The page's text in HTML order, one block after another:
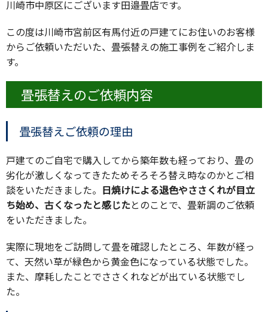
川崎市中原区にございます田邉畳店です。
この度は川崎市宮前区有馬付近の戸建てにお住いのお客様
からご依頼いただいた、畳張替えの施工事例をご紹介しま
す。
畳張替えのご依頼内容
畳張替えご依頼の理由
戸建てのご自宅で購入してから築年数も経っており、畳の
劣化が激しくなってきたためそろそろ替え時なのかとご相
談をいただきました。 日焼けによる退色やささくれが目立
ち始め、古くなったと感じたとのことで、畳新調のご依頼
をいただきました。
実際に現地をご訪問して畳を確認したところ、年数が経っ
て、天然い草が緑色から黄金色になっている状態でした。
また、摩耗したことでささくれなどが出ている状態でし
た。